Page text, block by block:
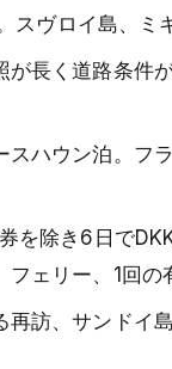
スヴロイ島、ミ
が長く道路条件
スハウン泊。フ
を除き6日で
ェリー、1回の
再訪、サンドイ